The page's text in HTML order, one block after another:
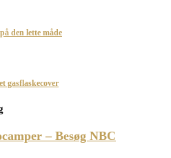
den lette måde
gasflaskecover
– Besøg NBC